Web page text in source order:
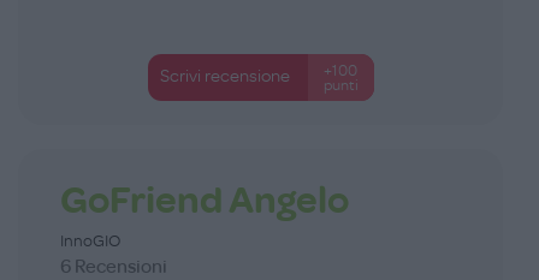
Scrivi recensione
+100
punti
GoFriend Angelo
InnoGIO
6 Recensioni